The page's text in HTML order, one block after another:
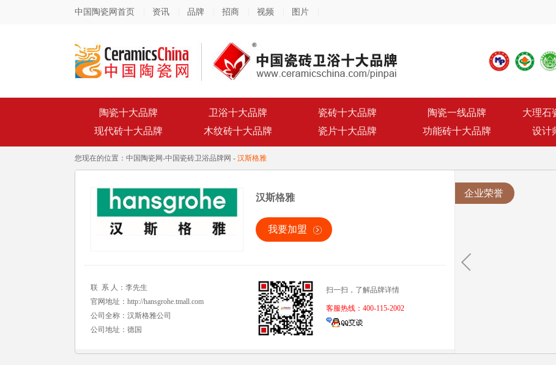
中国陶瓷网首页 资讯 品牌 招商 视频 图片
陶瓷十大品牌 卫浴十大品牌 瓷砖十大品牌 陶瓷一线品牌 大理石
现代砖十大品牌
木纹砖十大品牌 瓷片十大品牌 功能砖十大品牌 设计
您现在的位置： 中国陶瓷网-中国瓷砖卫浴品牌网 - 汉斯格雅
汉斯格雅
我要加盟
联 系 人：李先生
官网地址： http://hansgrohe.tmall.com
公司全称：汉斯格雅公司
公司地址：德国
扫一扫，了解品牌详情
客服热线：400-115-2002
企业荣誉